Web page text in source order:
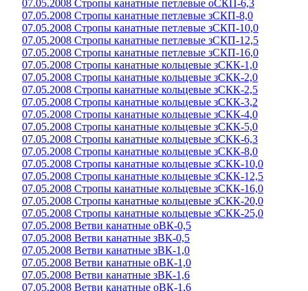
07.05.2008 Стропы канатные петлевые оСКП-6,3
07.05.2008 Стропы канатные петлевые зСКП-8,0
07.05.2008 Стропы канатные петлевые зСКП-10,0
07.05.2008 Стропы канатные петлевые зСКП-12,5
07.05.2008 Стропы канатные петлевые зСКП-16,0
07.05.2008 Стропы канатные кольцевые зСКК-1,0
07.05.2008 Стропы канатные кольцевые зСКК-2,0
07.05.2008 Стропы канатные кольцевые зСКК-2,5
07.05.2008 Стропы канатные кольцевые зСКК-3,2
07.05.2008 Стропы канатные кольцевые зСКК-4,0
07.05.2008 Стропы канатные кольцевые зСКК-5,0
07.05.2008 Стропы канатные кольцевые зСКК-6,3
07.05.2008 Стропы канатные кольцевые зСКК-8,0
07.05.2008 Стропы канатные кольцевые зСКК-10,0
07.05.2008 Стропы канатные кольцевые зСКК-12,5
07.05.2008 Стропы канатные кольцевые зСКК-16,0
07.05.2008 Стропы канатные кольцевые зСКК-20,0
07.05.2008 Стропы канатные кольцевые зСКК-25,0
07.05.2008 Ветви канатные оВК-0,5
07.05.2008 Ветви канатные зВК-0,5
07.05.2008 Ветви канатные зВК-1,0
07.05.2008 Ветви канатные оВК-1,0
07.05.2008 Ветви канатные зВК-1,6
07.05.2008 Ветви канатные оВК-1,6